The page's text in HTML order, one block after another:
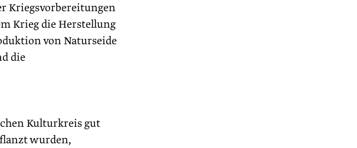
Kriegsvorbereitungen
Krieg die Herstellung
von Naturseide
die
Kulturkreis gut
wurden,